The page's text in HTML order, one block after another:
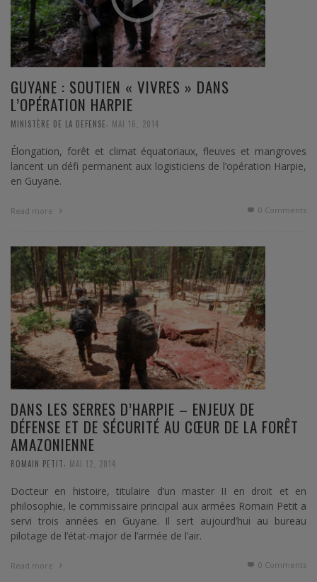
GUYANE : SOUTIEN « VIVRES » DANS
L’OPÉRATION HARPIE
MINISTÈRE DE LA DEFENSE MAI 16, 2014
Élongation, forêt et climat équatoriaux, fleuves et mangroves
lancent un défi permanent aux logisticiens de l’opération Harpie,
en Guyane.
Read more 0 Comments
DANS LES SERRES D’HARPIE – ENJEUX DE
DÉFENSE ET DE SÉCURITÉ AU CŒUR DE LA FORÊT
AMAZONIENNE
ROMAIN PETIT MAI 12, 2014
Docteur en histoire, titulaire d’un master II en droit et en
philosophie, le commissaire principal aux armées Romain Petit a
servi trois années en Guyane. Il sert aujourd’hui au bureau
pilotage de l’état-major de l’armée de l’air.
Read more 0 Comments